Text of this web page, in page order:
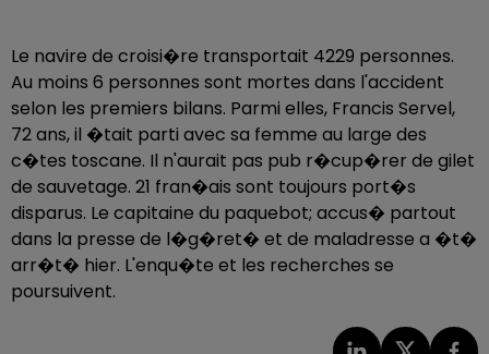
Le navire de croisi�re transportait 4229 personnes.
Au moins 6 personnes sont mortes dans l'accident
selon les premiers bilans. Parmi elles, Francis Servel,
72 ans, il �tait parti avec sa femme au large des
c�tes toscane. Il n'aurait pas pub r�cup�rer de gilet
de sauvetage. 21 fran�ais sont toujours port�s
disparus. Le capitaine du paquebot; accus� partout
dans la presse de l�g�ret� et de maladresse a �t�
arr�t� hier. L'enqu�te et les recherches se
poursuivent.